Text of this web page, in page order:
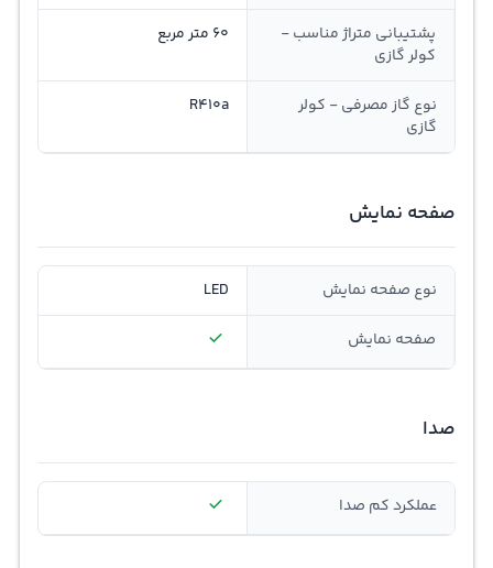
پشتیبانی متراژ مناسب -
کولر گازی
60 متر مربع
نوع گاز مصرفی - کولر
گازی
R410a
صفحه نمایش
نوع صفحه نمایش LED
صفحه نمایش
صدا
عملکرد کم صدا